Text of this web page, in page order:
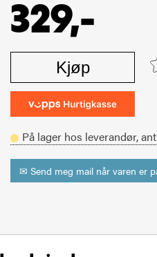
329,-
Kjøp
På lager hos leverandør,
✉ Send meg mail når varen er